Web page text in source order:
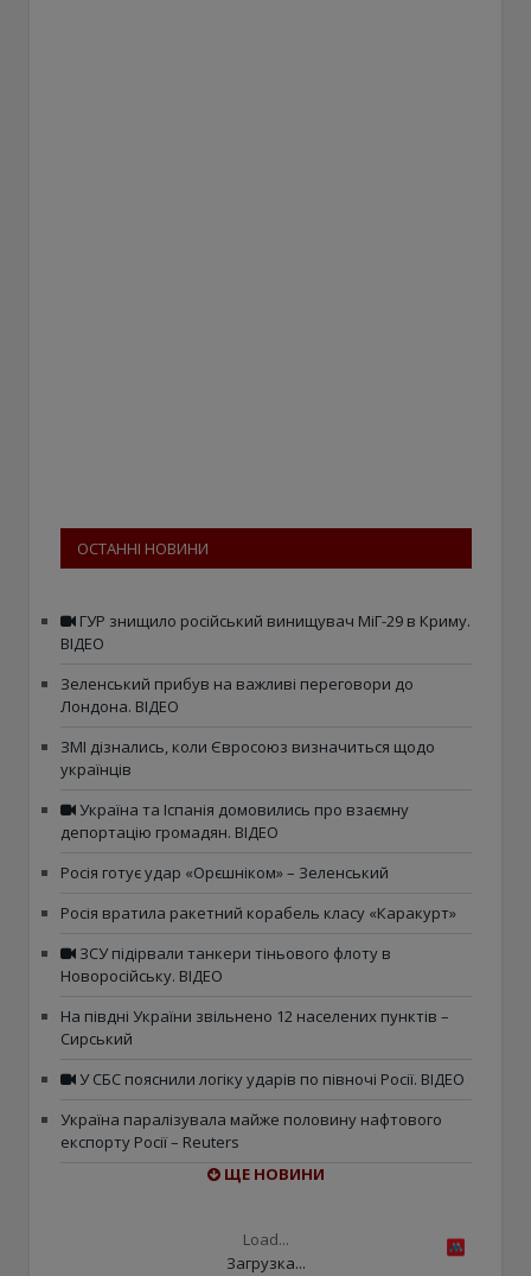
ОСТАННІ НОВИНИ
ГУР знищило російський винищувач МіГ-29 в Криму.
ВІДЕО
Зеленський прибув на важливі переговори до
Лондона. ВІДЕО
ЗМІ дізнались, коли Євросоюз визначиться щодо
українців
Україна та Іспанія домовились про взаємну
депортацію громадян. ВІДЕО
Росія готує удар «Орєшніком» – Зеленський
Росія вратила ракетний корабель класу «Каракурт»
ЗСУ підірвали танкери тіньового флоту в
Новоросійську. ВІДЕО
На півдні України звільнено 12 населених пунктів –
Сирський
У СБС пояснили логіку ударів по півночі Росії. ВІДЕО
Україна паралізувала майже половину нафтового
експорту Росії – Reuters
ЩЕ НОВИНИ
Load...
Загрузка...